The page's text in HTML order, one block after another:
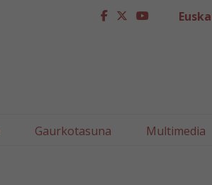
facebook
twitter
youtube
Gaurkotasuna Multimedia